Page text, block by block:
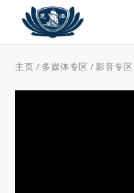
主页 / 多媒体专区 /影音专区